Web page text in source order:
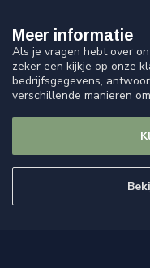
Meer informatie
Als je vragen hebt over
zeker een kijkje op onze
bedrijfsgegevens,
verschillende manieren